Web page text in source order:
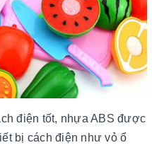
điện tốt, nhựa ABS được
bị cách điện như vỏ ổ